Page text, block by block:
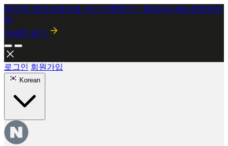
2026년 8월 시행! 뉴질랜드 SMC 개정안 안내
자세히보기
로그인
Korean